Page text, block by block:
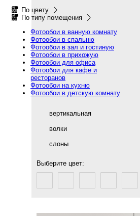
По цвету
По типу помещения
Фотообои в ванную комнату
Фотообои в спальню
Фотообои в зал и гостиную
Фотообои в прихожую
Фотообои для офиса
Фотообои для кафе и
ресторанов
Фотообои на кухню
Фотообои в детскую комнату
вертикальная
волки
слоны
Выберите цвет: